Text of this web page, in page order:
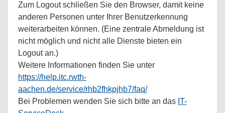
Zum Logout schließen Sie den Browser, damit keine
anderen Personen unter Ihrer Benutzerkennung
weiterarbeiten können. (Eine zentrale Abmeldung ist
nicht möglich und nicht alle Dienste bieten ein
Logout an.)
Weitere Informationen finden Sie unter
https://help.itc.rwth-
aachen.de/service/rhb2fhkpjhb7/faq/
Bei Problemen wenden Sie sich bitte an das IT-